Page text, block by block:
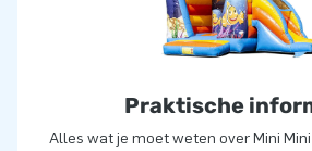
ook wel creators of greatness.
Praktische
Alles wat je moet weten over Mini